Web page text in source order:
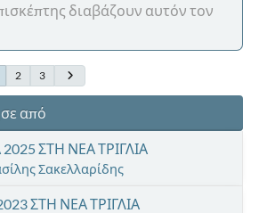
διαβάζουν αυτόν τον
2 3
από
ΣΤΗ ΝΕΑ ΤΡΙΓΛΙΑ
Σακελλαρίδης
ΣΤΗ ΝΕΑ ΤΡΙΓΛΙΑ